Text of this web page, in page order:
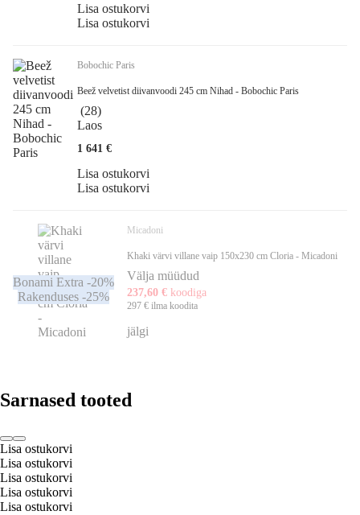
Lisa ostukorvi
Lisa ostukorvi
Bobochic Paris
Beež velvetist diivanvoodi 245 cm Nihad - Bobochic Paris
(28)
Laos
1 641 €
Lisa ostukorvi
Lisa ostukorvi
Bonami Extra -20%
Rakenduses -25%
Micadoni
Khaki värvi villane vaip 150x230 cm Cloria - Micadoni
Välja müüdud
237,60 € koodiga
297 € ilma koodita
jälgi
Sarnased tooted
Lisa ostukorvi
Lisa ostukorvi
Lisa ostukorvi
Lisa ostukorvi
Lisa ostukorvi